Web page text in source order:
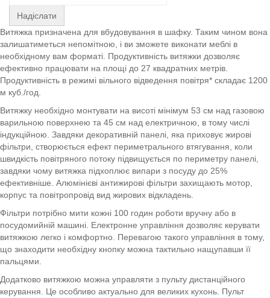
Надіслати
Витяжка призначена для вбудовування в шафку. Таким чином вона
залишатиметься непомітною, і ви зможете виконати меблі в
необхідному вам форматі. Продуктивність витяжки дозволяє
ефективно працювати на площі до 27 квадратних метрів.
Продуктивність в режимі вільного відведення повітря* складає 1200
м куб./год.
Витяжку необхідно монтувати на висоті мінімум 53 см над газовою
варильною поверхнею та 45 см над електричною, в тому числі
індукційною. Завдяки декоративній панелі, яка приховує жирові
фільтри, створюється ефект периметрального втягування, коли
швидкість повітряного потоку підвищується по периметру панелі,
завдяки чому витяжка підхоплює випари з посуду до 25%
ефективніше. Алюмінієві антижирові фільтри захищають мотор,
корпус та повітропровід вид жирових відкладень.
Фільтри потрібно мити кожні 100 годин роботи вручну або в
посудомийній машині. Електронне управління дозволяє керувати
витяжкою легко і комфортно. Перевагою такого управління в тому,
що знаходити необхідну кнопку можна тактильно нащупавши її
пальцями.
Додатково витяжкою можна управляти з пульту дистанційного
керування. Це особливо актуально для великих кухонь. Пульт